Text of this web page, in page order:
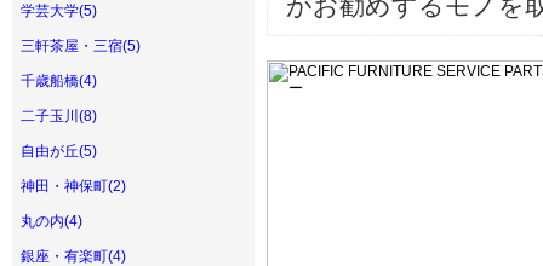
学芸大学(5)
三軒茶屋・三宿(5)
千歳船橋(4)
二子玉川(8)
自由が丘(5)
神田・神保町(2)
丸の内(4)
銀座・有楽町(4)
がお勧めするモノを